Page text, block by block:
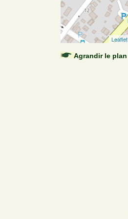
Leaflet
Agrandir le plan